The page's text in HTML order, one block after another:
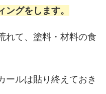
グをします。
れて、塗料・材料の食
ールは貼り終えておき